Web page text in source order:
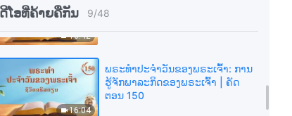
ໂອທີ່ຄ້າຍຄືກັນ 9/48
10:42
ຮູ້ຈັກພາລະກິດຂອງພຣະເຈົ້າ | ຄັດ
ຕອນ 149
16:04
ພຣະທຳປະຈຳວັນຂອງພຣະເຈົ້າ: ການ
ຮູ້ຈັກພາລະກິດຂອງພຣະເຈົ້າ | ຄັດ
ຕອນ 150